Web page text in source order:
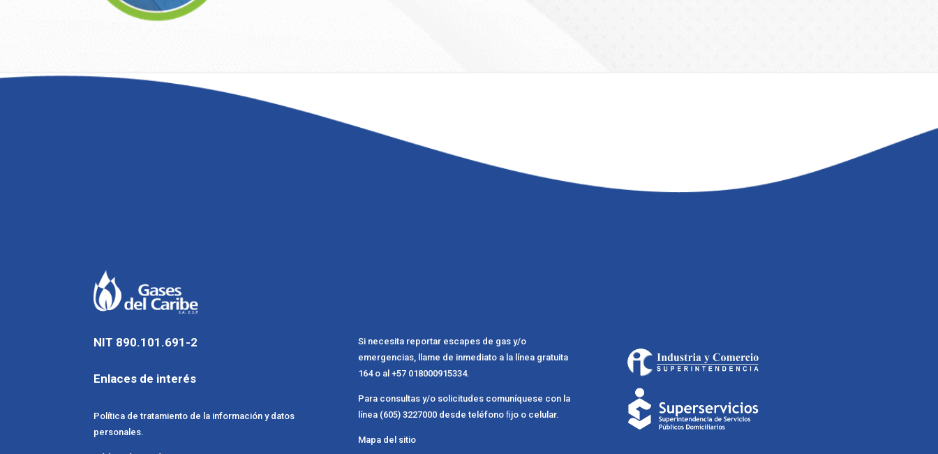
NIT 890.101.691-2
Enlaces de interés
Política de tratamiento de la información y datos
personales.
Si necesita reportar escapes de gas y/o
emergencias, llame de inmediato a la línea gratuita
164 o al +57 018000915334.
Para consultas y/o solicitudes comuníquese con la
línea (605) 3227000 desde teléfono ﬁjo o celular.
Mapa del sitio